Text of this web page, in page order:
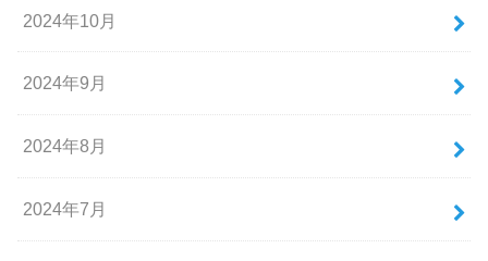
2024年10月
2024年9月
2024年8月
2024年7月